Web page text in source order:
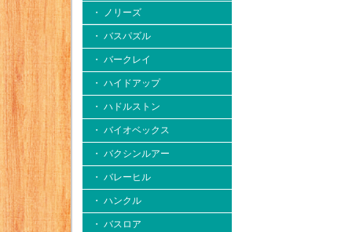
・ ノリーズ
・ バスパズル
・ バークレイ
・ ハイドアップ
・ ハドルストン
・ バイオベックス
・ バクシンルアー
・ バレーヒル
・ ハンクル
・ バスロア